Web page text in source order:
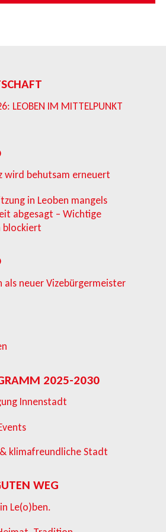
LEOBEN IM MITTELPUNKT
wird behutsam erneuert
in Leoben mangels
abgesagt – Wichtige
blockiert
als neuer Vizebürgermeister
2025-2030
Innenstadt
klimafreundliche Stadt
WEG
Le(o)ben.